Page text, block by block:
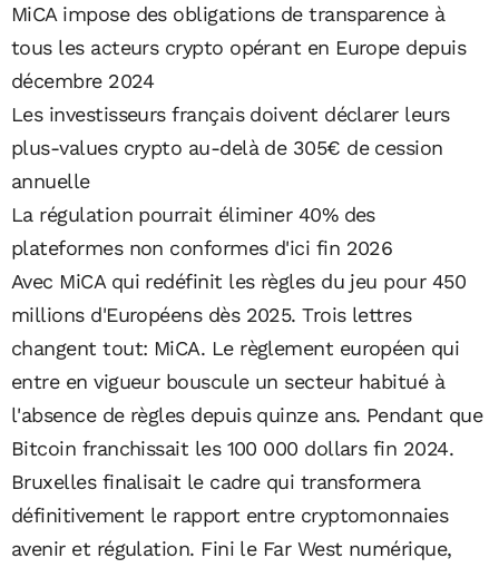
MiCA impose des obligations de transparence à
tous les acteurs crypto opérant en Europe depuis
décembre 2024
Les investisseurs français doivent déclarer leurs
plus-values crypto au-delà de 305€ de cession
annuelle
La régulation pourrait éliminer 40% des
plateformes non conformes d'ici fin 2026
Avec MiCA qui redéfinit les règles du jeu pour 450
millions d'Européens dès 2025. Trois lettres
changent tout: MiCA. Le règlement européen qui
entre en vigueur bouscule un secteur habitué à
l'absence de règles depuis quinze ans. Pendant que
Bitcoin franchissait les 100 000 dollars fin 2024.
Bruxelles finalisait le cadre qui transformera
définitivement le rapport entre cryptomonnaies
avenir et régulation. Fini le Far West numérique,